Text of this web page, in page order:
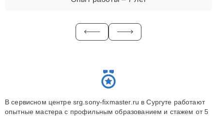
В сервисном центре srg.sony-fixmaster.ru в Сургуте работают
опытные мастера с профильным образованием и стажем от 5